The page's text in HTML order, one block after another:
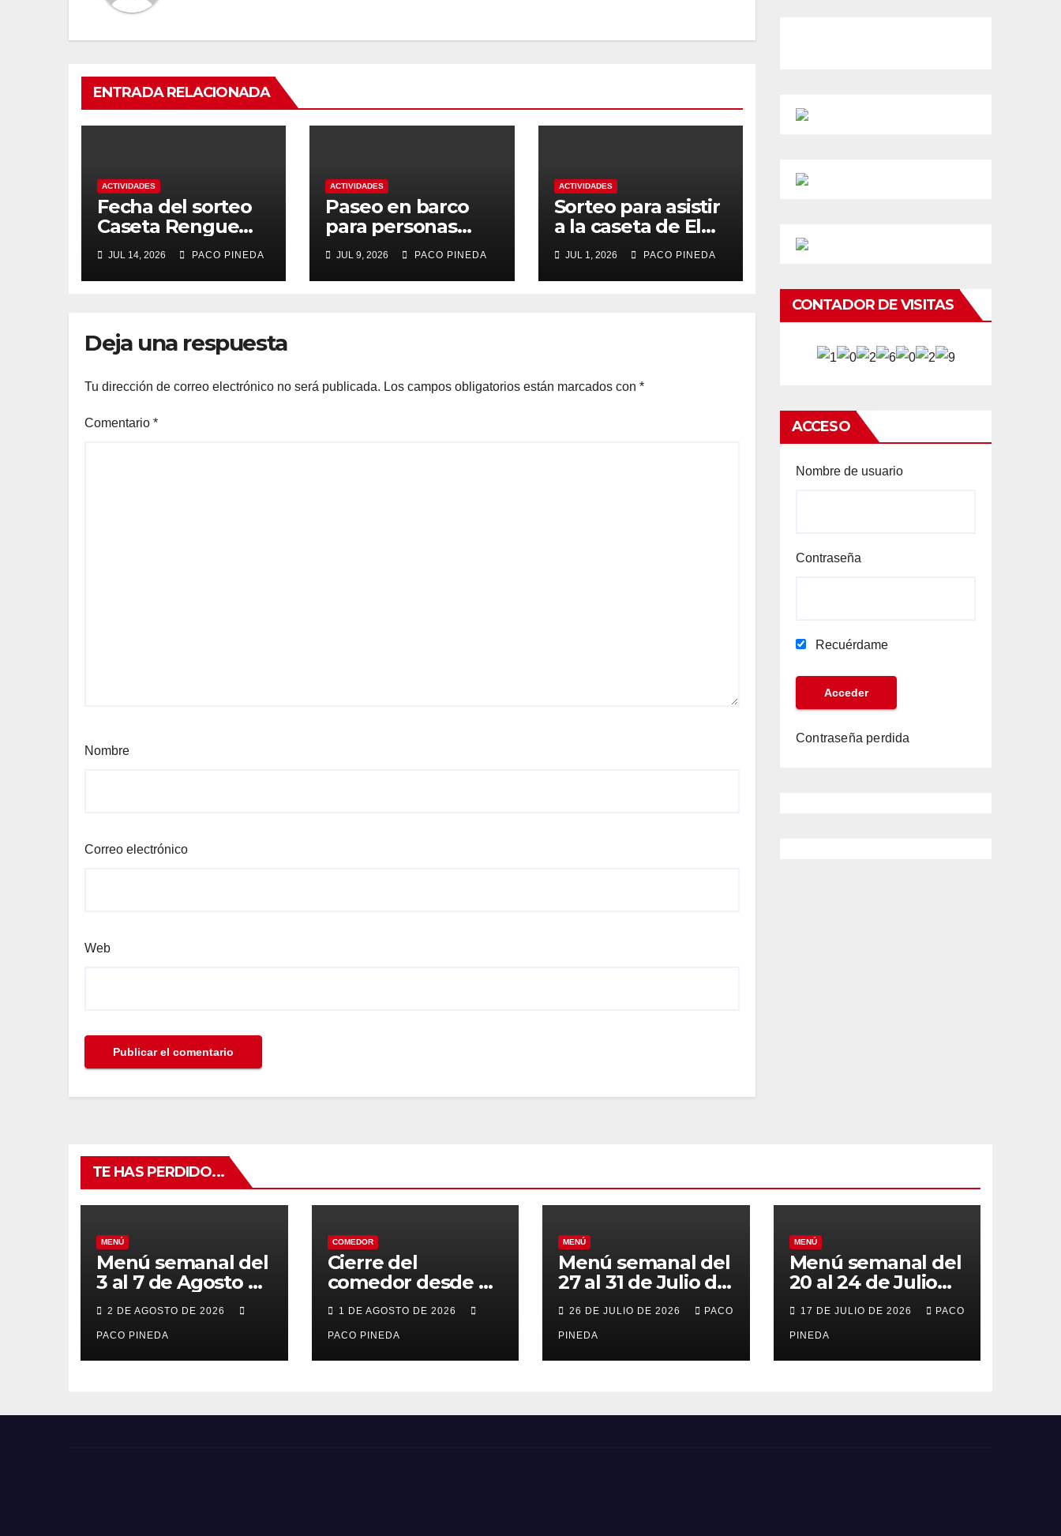
ENTRADA RELACIONADA
ACTIVIDADES
Fecha del sorteo
Caseta Rengue
Feria de Málaga
2026
JUL 14, 2026 PACO PINEDA
ACTIVIDADES
Paseo en barco
para personas
mayores
JUL 9, 2026 PACO PINEDA
ACTIVIDADES
Sorteo para asistir
a la caseta de El
Rengue, Feria de
Málaga 2026
JUL 1, 2026 PACO PINEDA
Deja una respuesta
Tu dirección de correo electrónico no será publicada. Los campos obligatorios están marcados con *
Comentario *
Nombre
Correo electrónico
Web
CONTADOR DE VISITAS
ACCESO
Nombre de usuario
Contraseña
Recuérdame
Contraseña perdida
TE HAS PERDIDO...
MENÚ
Menú semanal del
3 al 7 de Agosto de
2026
2 DE AGOSTO DE 2026
PACO PINEDA
COMEDOR
Cierre del
comedor desde el
7 al 21 de Agosto
por vacaciones
1 DE AGOSTO DE 2026
PACO PINEDA
MENÚ
Menú semanal del
27 al 31 de Julio de
2026
26 DE JULIO DE 2026 PACO
PINEDA
MENÚ
Menú semanal del
20 al 24 de Julio
de 2026
17 DE JULIO DE 2026 PACO
PINEDA